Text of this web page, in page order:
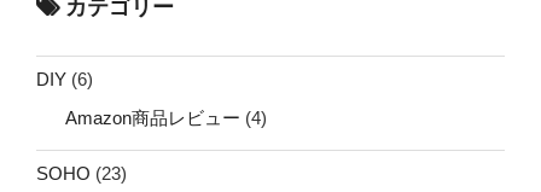
カテゴリー
DIY (6)
Amazon商品レビュー (4)
SOHO (23)